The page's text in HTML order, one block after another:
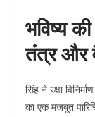
भविष्य
तंत्र और
सिंह ने रक्षा
का एक मजबूत